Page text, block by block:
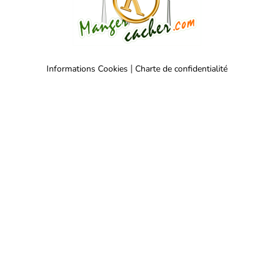
Informations Cookies | Charte de confidentialité